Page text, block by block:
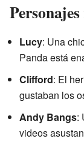
Lucy: Una
Panda está
Clifford: El
gustaban los
Andy Bangs:
videos